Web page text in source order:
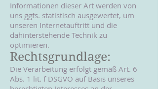
Informationen dieser Art werden von
uns ggfs. statistisch ausgewertet, um
unseren Internetauftritt und die
dahinterstehende Technik zu
optimieren.
Rechtsgrundlage:
Die Verarbeitung erfolgt gemäß Art. 6
Abs. 1 lit. f DSGVO auf Basis unseres